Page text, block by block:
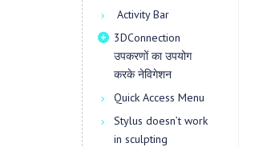
Activity Bar
3DConnection
उपकरणों का उपयोग
करके नेविगेशन
Quick Access Menu
Stylus doesn’t work
in sculpting